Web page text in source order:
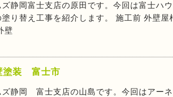
静岡富士支店の原田です。今回は富士ハウ
り替え工事を紹介します。 施工前 外壁屋
壁
塗装 富士市
ズ静岡 富士支店の山島です。今回はアーネ